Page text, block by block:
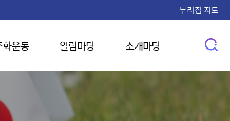
누리집 지도
운동 알림마당 소개마당